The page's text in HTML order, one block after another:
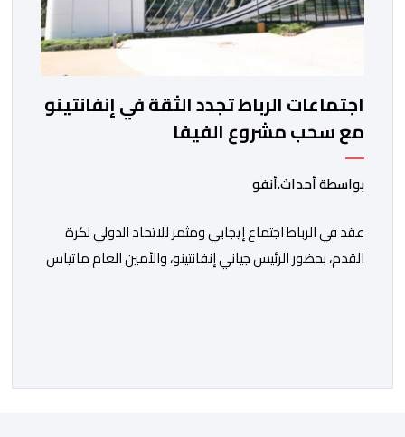
اجتماعات الرباط تجدد الثقة في إنفانتينو
مع سحب مشروع الفيفا
بواسطة أحداث.أنفو
عقد في الرباط اجتماع إيجابي ومثمر للاتحاد الدولي لكرة
القدم، بحضور الرئيس جياني إنفانتينو، والأمين العام ماتياس
المسؤول الوحيد المباشر والمنتخب من قِبل 211 اتحادا […]